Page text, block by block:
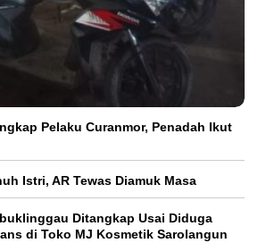
Pelaku Curanmor, Penadah Ikut
Istri, AR Tewas Diamuk Masa
Ditangkap Usai Diduga
di Toko MJ Kosmetik Sarolangun